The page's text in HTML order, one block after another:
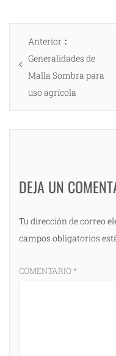
Navegación
entradas
Anterior
anterior:
Generalidades de
Malla Sombra para
uso agrícola
DEJA UN
Tu dirección de correo
campos obligatorios
COMENTARIO*